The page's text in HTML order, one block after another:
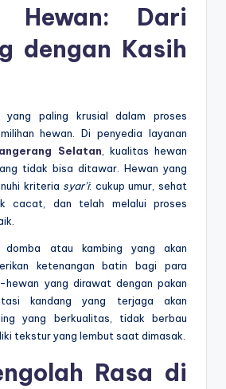
Hewan: Dari
dengan Kasih
yang paling krusial dalam proses
hewan. Di penyedia layanan
Selatan , kualitas hewan
tidak bisa ditawar. Hewan yang
kriteria syar’i: cukup umur, sehat
cacat, dan telah melalui proses
domba atau kambing yang akan
ketenangan batin bagi para
hewan yang dirawat dengan pakan
kandang yang terjaga akan
yang berkualitas, tidak berbau
tekstur yang lembut saat dimasak.
Rasa di